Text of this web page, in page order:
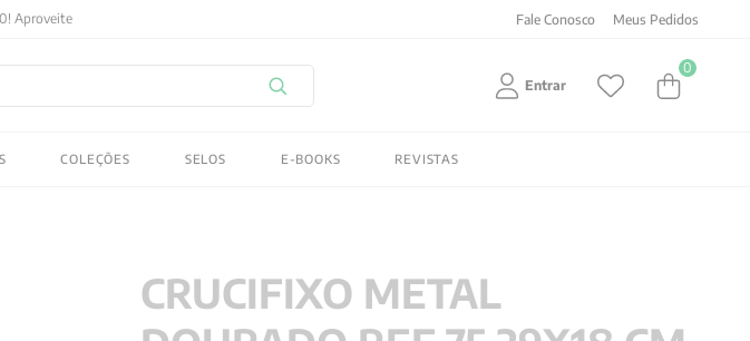
Aproveite Fale Conosco Meus Pedidos
Entrar
0
COLEÇÕES SELOS E-BOOKS REVISTAS
CRUCIFIXO METAL